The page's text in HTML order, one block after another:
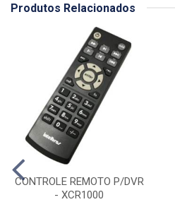
Produtos Relacionados
CONTROLE REMOTO P/DVR
- XCR1000